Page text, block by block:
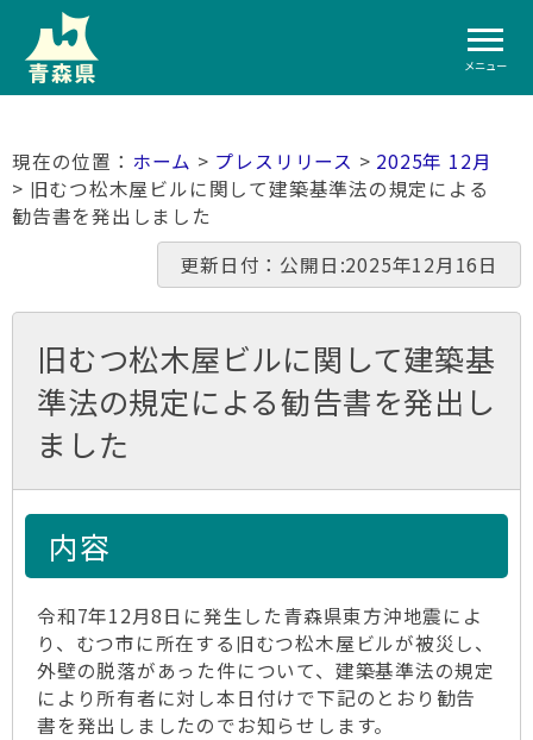
メニュー
ホーム > プレスリリース > 2025年 12月
> 旧むつ松木屋ビルに関して建築基準法の規定による
勧告書を発出しました
更新日付：公開日:2025年12月16日
旧むつ松木屋ビルに関して建築基
準法の規定による勧告書を発出し
ました
内容
令和7年12月8日に発生した青森県東方沖地震によ
り、むつ市に所在する旧むつ松木屋ビルが被災し、
外壁の脱落があった件について、建築基準法の規定
により所有者に対し本日付けで下記のとおり勧告
書を発出しましたのでお知らせします。